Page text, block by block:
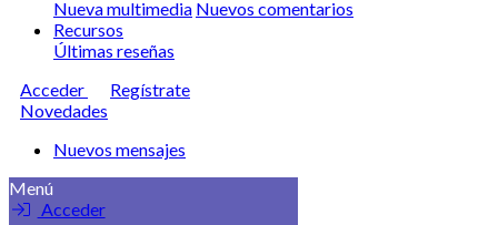
Nueva multimedia Nuevos comentarios
Recursos
Últimas reseñas
Acceder
Regístrate
Novedades
Nuevos mensajes
Menú
Acceder